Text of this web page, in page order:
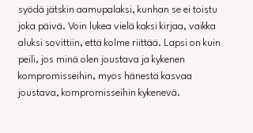
syödä jätskin aamupalaksi, kunhan se ei toistu
joka päivä. Voin lukea vielä kaksi kirjaa, vaikka
aluksi sovittiin, että kolme riittää. Lapsi on kuin
peili, jos minä olen joustava ja kykenen
kompromisseihin, myös hänestä kasvaa
joustava, kompromisseihin kykenevä.